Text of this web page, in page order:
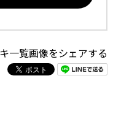
一覧画像をシェアする